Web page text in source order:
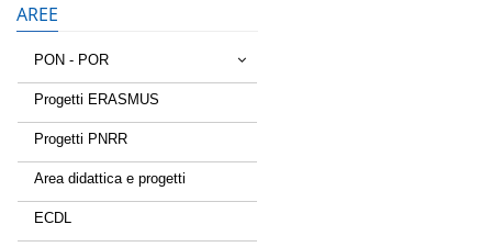
AREE
PON - POR
Tessere la rete
Estate a scuola
Scuola d'estate
Progetti ERASMUS
Progetti PNRR
Area didattica e progetti
ECDL